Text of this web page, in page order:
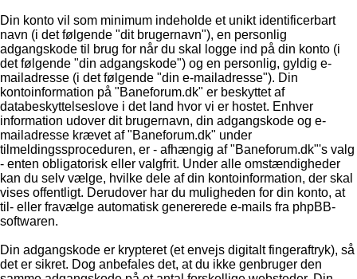
Din konto vil som minimum indeholde et unikt identificerbart
navn (i det følgende "dit brugernavn"), en personlig
adgangskode til brug for når du skal logge ind på din konto (i
det følgende "din adgangskode") og en personlig, gyldig e-
mailadresse (i det følgende "din e-mailadresse"). Din
kontoinformation på "Baneforum.dk" er beskyttet af
databeskyttelseslove i det land hvor vi er hostet. Enhver
information udover dit brugernavn, din adgangskode og e-
mailadresse krævet af "Baneforum.dk" under
tilmeldingssproceduren, er - afhængig af "Baneforum.dk"'s valg
- enten obligatorisk eller valgfrit. Under alle omstændigheder
kan du selv vælge, hvilke dele af din kontoinformation, der skal
vises offentligt. Derudover har du muligheden for din konto, at
til- eller fravælge automatisk genererede e-mails fra phpBB-
softwaren.
Din adgangskode er krypteret (et envejs digitalt fingeraftryk), så
det er sikret. Dog anbefales det, at du ikke genbruger den